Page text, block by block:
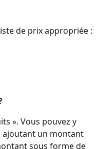
de prix appropriée :
». Vous pouvez y
ajoutant un montant
sous forme de